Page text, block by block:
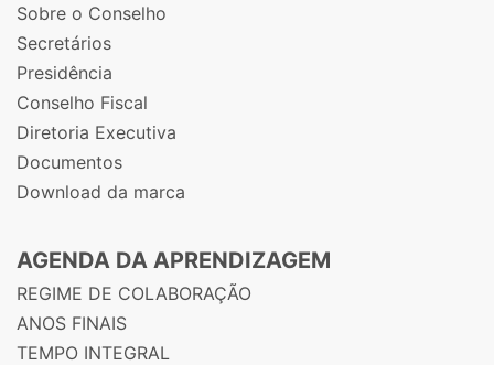
Sobre o Conselho
Secretários
Presidência
Conselho Fiscal
Diretoria Executiva
Documentos
Download da marca
AGENDA DA APRENDIZAGEM
REGIME DE COLABORAÇÃO
ANOS FINAIS
TEMPO INTEGRAL